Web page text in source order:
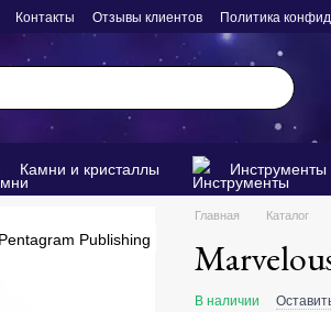
Контакты Отзывы клиентов Политика
Камни и кристаллы Инструменты
Главная Каталог
В наличии